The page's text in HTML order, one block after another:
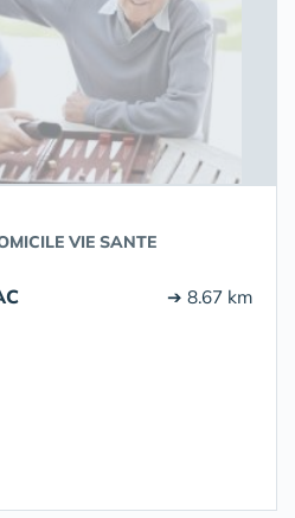
VIE SANTE
➔ 8.67 km